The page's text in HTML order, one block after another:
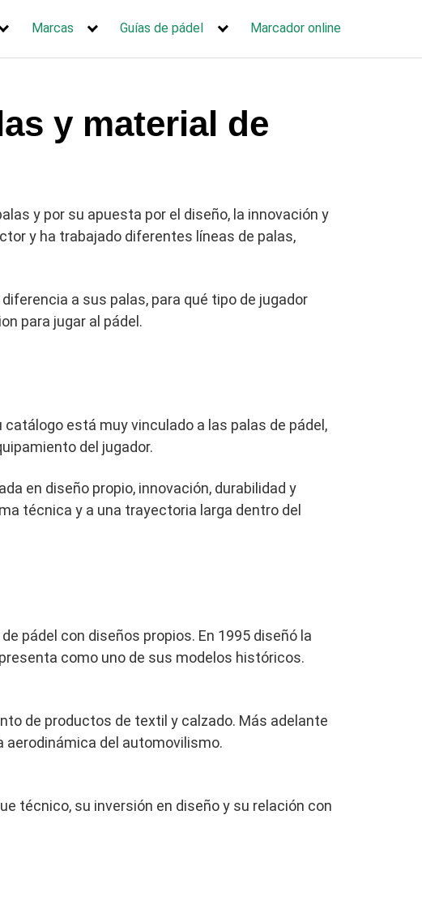
Marcas Guías de pádel Marcador online
y material de
y por su apuesta por el diseño, la innovación y
y ha trabajado diferentes líneas de palas,
a sus palas, para qué tipo de jugador
para jugar al pádel.
está muy vinculado a las palas de pádel,
del jugador.
en diseño propio, innovación, durabilidad y
técnica y a una trayectoria larga dentro del
pádel con diseños propios. En 1995 diseñó la
como uno de sus modelos históricos.
de productos de textil y calzado. Más adelante
aerodinámica del automovilismo.
técnico, su inversión en diseño y su relación con